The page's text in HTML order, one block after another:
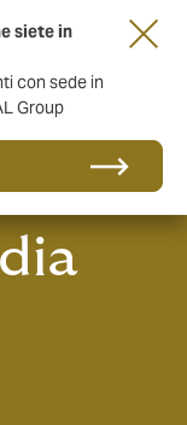
siete in
con sede in
Group